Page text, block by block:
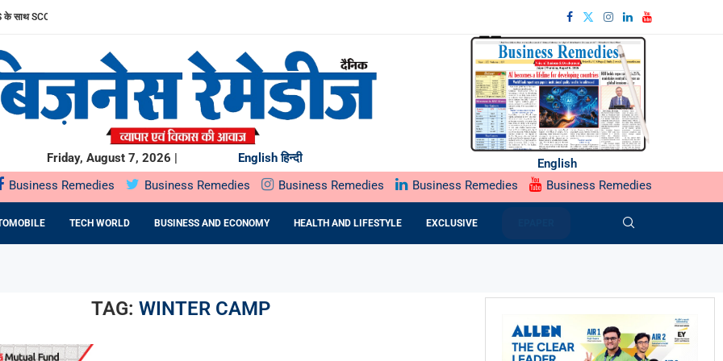
साथ SCORPIO-N के अनुभव को और बेहतर बनाया
पब्लिक ऑफरिंग (IPO) सोमवार, 10 अगस्त, 2026 को खुलेगा
सार्वजनिक निर्गम सोमवार,...
MR. RAKSHIT SINGHAL ON...
सरकार के साथ...
PLAZA में...
प्रतिष्ठित राज्य...
ने...
Friday, August 7, 2026 | English हिन्दी
English
Business Remedies Business Remedies Business Remedies Business Remedies Business Remedies
TECH WORLD BUSINESS AND ECONOMY HEALTH AND LIFESTYLE EXCLUSIVE
TAG: WINTER CAMP